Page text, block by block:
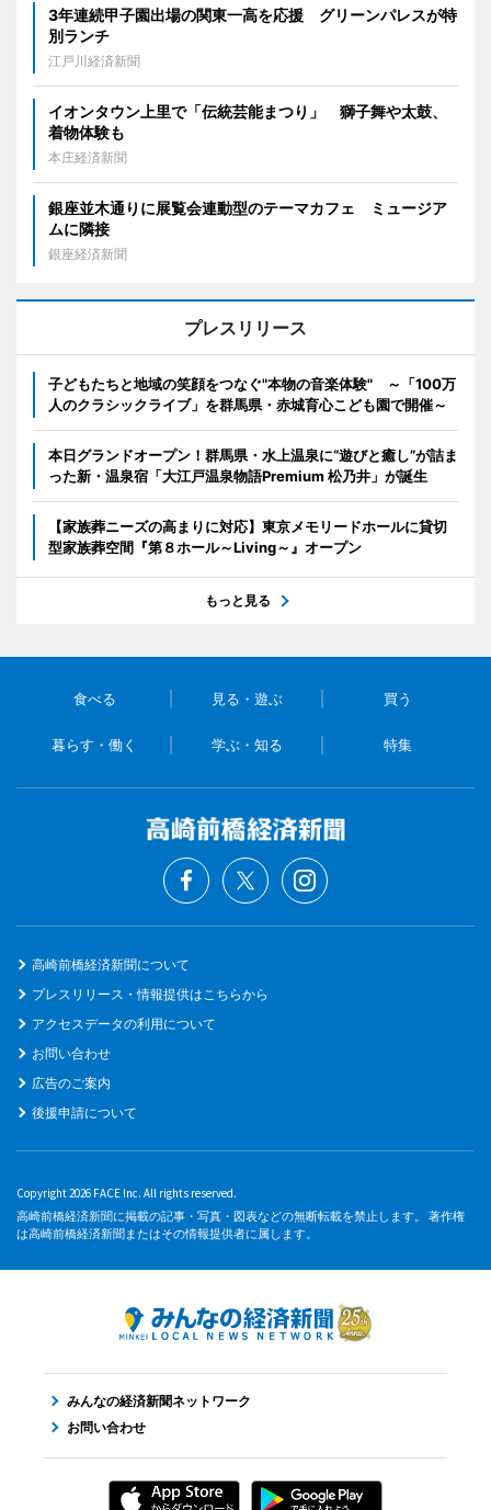
3年連続甲子園出場の関東一高を応援 グリーンパレスが特
別ランチ
江戸川経済新聞
イオンタウン上里で「伝統芸能まつり」 獅子舞や太鼓、
着物体験も
本庄経済新聞
銀座並木通りに展覧会連動型のテーマカフェ ミュージア
ムに隣接
銀座経済新聞
プレスリリース
子どもたちと地域の笑顔をつなぐ"本物の音楽体験" ～「100万
人のクラシックライブ」を群馬県・赤城育心こども園で開催～
本日グランドオープン！群馬県・水上温泉に“遊びと癒し”が詰ま
った新・温泉宿「大江戸温泉物語Premium 松乃井」が誕生
【家族葬ニーズの高まりに対応】東京メモリードホールに貸切
型家族葬空間『第８ホール～Living～』オープン
もっと見る
食べる 見る・遊ぶ 買う
暮らす・働く 学ぶ・知る 特集
高崎前橋経済新聞について
プレスリリース・情報提供はこちらから
アクセスデータの利用について
お問い合わせ
広告のご案内
後援申請について
Copyright 2026 FACE Inc. All rights reserved.
高崎前橋経済新聞に掲載の記事・写真・図表などの無断転載を禁止します。 著作権
は高崎前橋経済新聞またはその情報提供者に属します。
みんなの経済新聞ネットワーク
お問い合わせ